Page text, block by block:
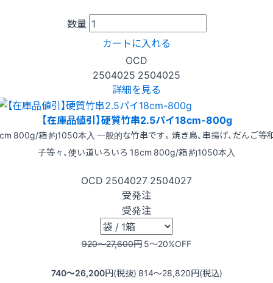
数量
カートに入れる
OCD
2504025 2504025
詳細を見る
【在庫品値引】硬質竹串2.5パイ18cm-800g
800g/箱 約1050本入 一般的な竹串です。焼き鳥、串揚げ、だんご等
子等々、使い道いろいろ 18cm 800g/箱 約1050本入
OCD 2504027 2504027
受発注
受発注
920〜27,600円 5〜20%OFF
740〜26,200円(税抜) 814〜28,820円(税込)